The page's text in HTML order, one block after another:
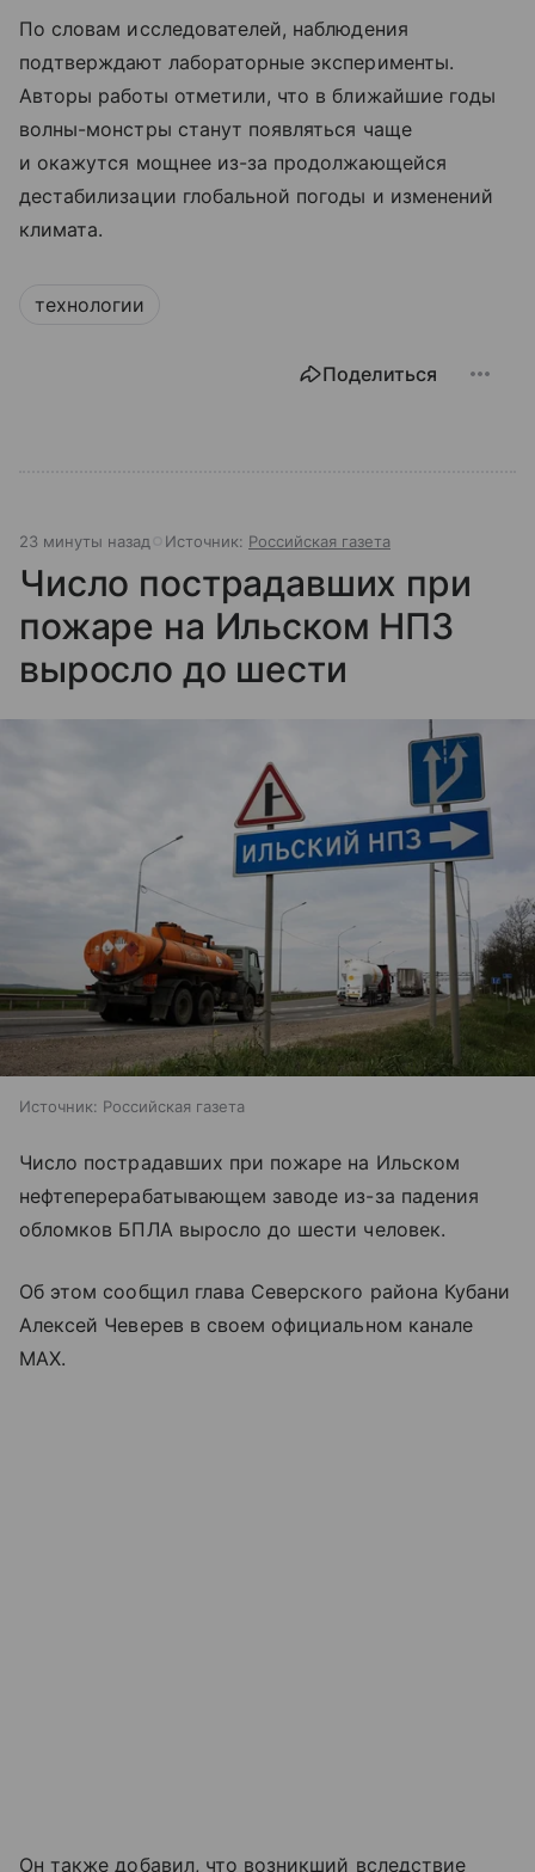
По словам исследователей, наблюдения
подтверждают лабораторные эксперименты.
Авторы работы отметили, что в ближайшие годы
волны-монстры станут появляться чаще
и окажутся мощнее из-за продолжающейся
дестабилизации глобальной погоды и изменений
климата.
технологии
Поделиться
23 минуты назад Источник: Российская газета
Число пострадавших при
пожаре на Ильском НПЗ
выросло до шести
Источник: Российская газета
Число пострадавших при пожаре на Ильском
нефтеперерабатывающем заводе из-за падения
обломков БПЛА выросло до шести человек.
Об этом сообщил глава Северского района Кубани
Алексей Чеверев в своем официальном канале
MAX.
Он также добавил, что возникший вследствие